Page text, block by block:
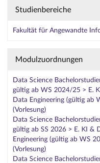
Studienbereiche
Fakultät für Angewandte
Modulzuordnungen
Data Science
gültig ab WS 2024/25 > E.
Data Engineering (gültig ab
(Vorlesung)
Data Science
gültig ab SS 2026 > E. KI &
Engineering (gültig ab WS
(Vorlesung)
Data Science